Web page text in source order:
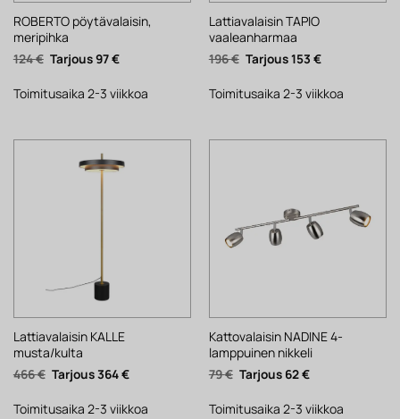
ROBERTO pöytävalaisin,
meripihka
124€ Alkuperäinen
hinta
124 €.
97€Nykyinen
97 €.
Toimitusaika 2-3 viikkoa
Lattiavalaisin TAPIO
vaaleanharmaa
196€ Alkuperäinen
hinta
196 €.
153 €Nykyinen
153 €.
Toimitusaika 2-3 viikkoa
Lattiavalaisin KALLE
musta/kulta
466€ Alkuperäinen
hinta
466 €.
364€Nykyinen
364 €.
Toimitusaika 2-3 viikkoa
Kattovalaisin NADINE 4-
lamppuinen nikkeli
79€ Alkuperäinen
hinta
79 €.
62€Nykyinen
62 €.
Toimitusaika 2-3 viikkoa